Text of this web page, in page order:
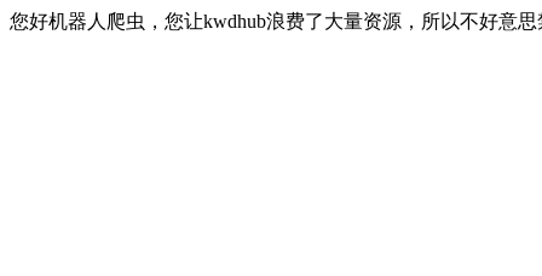
您好机器人爬虫，您让kwdhub浪费了大量资源，所以不好意